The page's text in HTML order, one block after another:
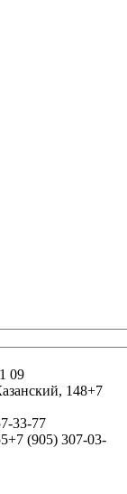
09
148+7
33-77
+7 (905) 307-03-